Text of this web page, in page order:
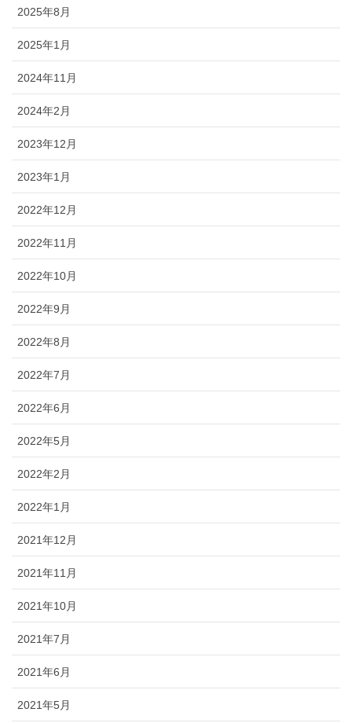
2025年8月
2025年1月
2024年11月
2024年2月
2023年12月
2023年1月
2022年12月
2022年11月
2022年10月
2022年9月
2022年8月
2022年7月
2022年6月
2022年5月
2022年2月
2022年1月
2021年12月
2021年11月
2021年10月
2021年7月
2021年6月
2021年5月